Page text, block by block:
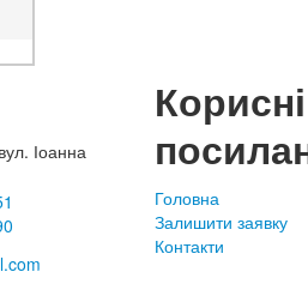
Іоанна
Корисні
Головна
Залишити заявку
Контакти